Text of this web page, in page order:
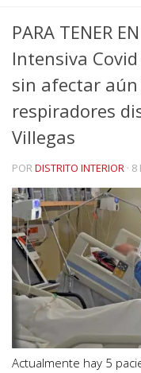
PARA TENER
Intensiva
sin afectar
respiradores
Villegas
PORDISTRITO INTERIOR · 8
Actualmente hay 5